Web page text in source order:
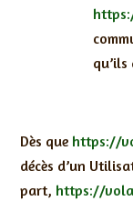
Dès que https://
décès d’un
part, https://